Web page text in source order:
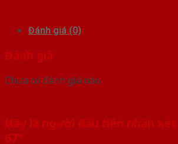
Đánh giá (0)
Đánh giá
Chưa có đánh giá nào.
Hãy là người đầu tiên nhận xét
67”